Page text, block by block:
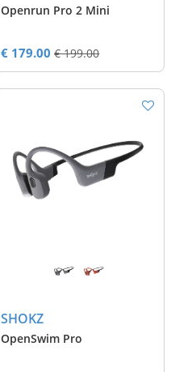
Openrun Pro 2 Mini
€ 179.00 € 199.00
SHOKZ
OpenSwim Pro